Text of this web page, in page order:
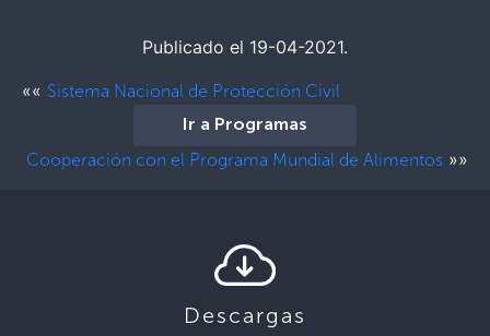
Publicado el 19-04-2021.
«« Sistema Nacional de Protección Civil
Ir a Programas
Cooperación con el Programa Mundial de Alimentos »»
Descargas